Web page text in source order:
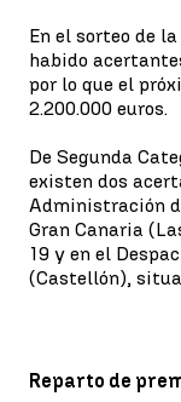
En el sorteo de
habido
por lo que el
2.200.000 euros.
De Segunda
existen dos
Administración
Gran Canaria
19 y en el
(Castellón),
Reparto de